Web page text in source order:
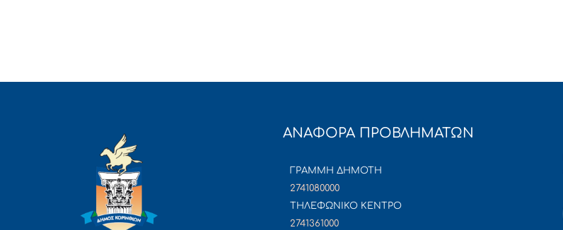
ΑΝΑΦΟΡΑ ΠΡΟΒΛΗΜΑΤΩΝ
ΓΡΑΜΜΗ ΔΗΜΟΤΗ
2741080000
ΤΗΛΕΦΩΝΙΚΟ ΚΕΝΤΡΟ
2741361000